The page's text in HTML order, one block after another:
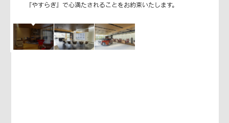
『やすらぎ』で心満たされることをお約束いたします。